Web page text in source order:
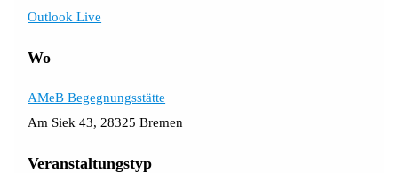
Outlook Live
Wo
AMeB Begegnungsstätte
Am Siek 43, 28325 Bremen
Veranstaltungstyp